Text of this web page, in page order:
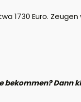
1730 Euro.
bekommen? Dann